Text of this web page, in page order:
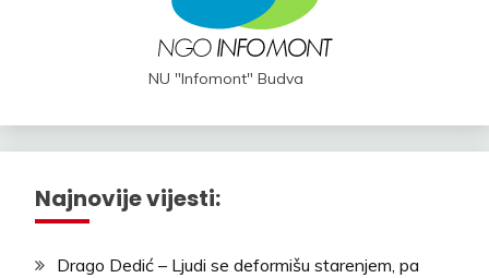
NU "Infomont" Budva
Najnovije vijesti:
Drago Dedić – Ljudi se deformišu starenjem, pa